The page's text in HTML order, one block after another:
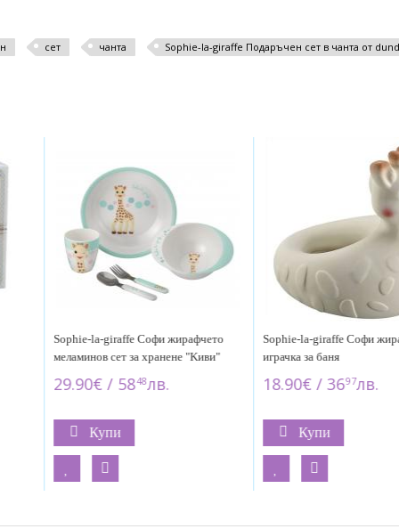
сет чанта Sophie-la-giraffe Подаръчен сет в чанта от
Sophie-la-giraffe Софи жирафчето-
играчка за баня
18.90€ / 3697 лв.
Купи
Sophie-la-giraffe гъвкава
вариант
14.90€ / 2914 лв.
Купи